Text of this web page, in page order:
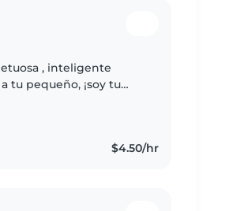
, inteligente
tu pequeño, ¡soy tu
$4.50/hr